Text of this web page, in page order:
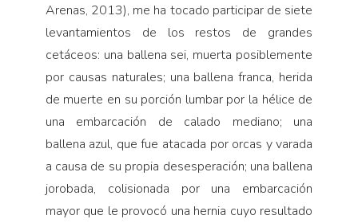
Arenas, 2013), me ha tocado participar de siete
levantamientos de los restos de grandes
cetáceos: una ballena sei, muerta posiblemente
por causas naturales; una ballena franca, herida
de muerte en su porción lumbar por la hélice de
una embarcación de calado mediano; una
ballena azul, que fue atacada por orcas y varada
a causa de su propia desesperación; una ballena
jorobada, colisionada por una embarcación
mayor que le provocó una hernia cuyo resultado